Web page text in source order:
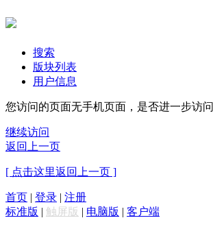
搜索
版块列表
用户信息
您访问的页面无手机页面，是否进一步访
继续访问
返回上一页
[ 点击这里返回上一页 ]
首页 | 登录 | 注册
标准版 | 触屏版 | 电脑版 | 客户端